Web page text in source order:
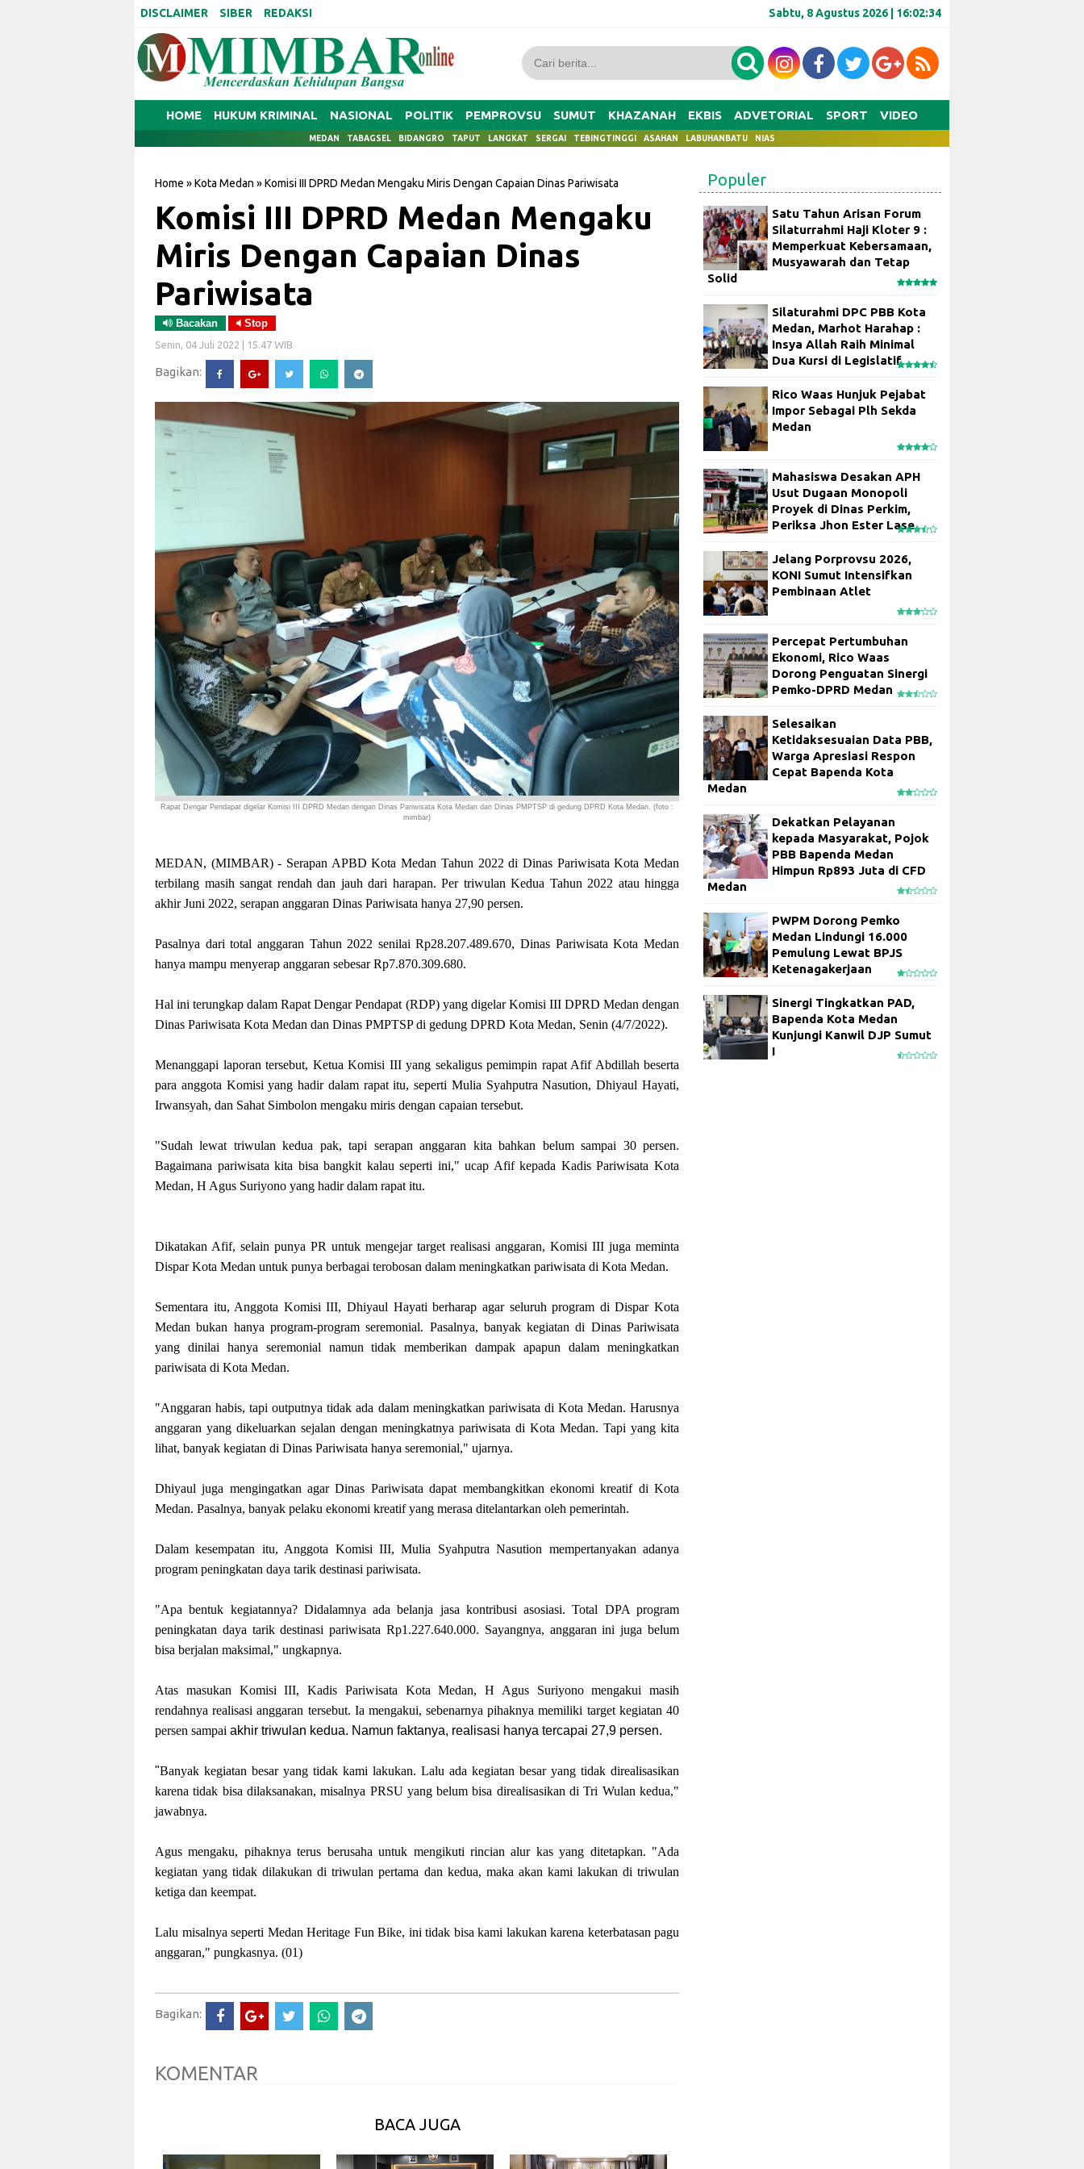
DISCLAIMER SIBER REDAKSI Sabtu, 8 Agustus 2026 | 16:02:35
HOME HUKUM KRIMINAL NASIONAL POLITIK PEMPROVSU SUMUT KHAZANAH EKBIS ADVETORIAL SPORT VIDEO
MEDAN TABAGSEL BIDANGRO TAPUT LANGKAT SERGAI TEBINGTINGGI ASAHAN LABUHANBATU NIAS
Home »Kota Medan »Komisi III DPRD Medan Mengaku Miris Dengan Capaian Dinas Pariwisata
Komisi III DPRD Medan Mengaku
Miris Dengan Capaian Dinas
Pariwisata
Bacakan Stop
Senin, 04 Juli 2022 | 15.47 WIB
Bagikan:
Rapat Dengar Pendapat digelar Komisi III DPRD Medan dengan Dinas Pariwisata Kota Medan dan Dinas PMPTSP di gedung DPRD Kota Medan. (foto :
mimbar)
MEDAN, (MIMBAR) - Serapan APBD Kota Medan Tahun 2022 di Dinas Pariwisata Kota Medan
terbilang masih sangat rendah dan jauh dari harapan. Per triwulan Kedua Tahun 2022 atau hingga
akhir Juni 2022, serapan anggaran Dinas Pariwisata hanya 27,90 persen.
Pasalnya dari total anggaran Tahun 2022 senilai Rp28.207.489.670, Dinas Pariwisata Kota Medan
hanya mampu menyerap anggaran sebesar Rp7.870.309.680.
Hal ini terungkap dalam Rapat Dengar Pendapat (RDP) yang digelar Komisi III DPRD Medan dengan
Dinas Pariwisata Kota Medan dan Dinas PMPTSP di gedung DPRD Kota Medan, Senin (4/7/2022).
Menanggapi laporan tersebut, Ketua Komisi III yang sekaligus pemimpin rapat Afif Abdillah beserta
para anggota Komisi yang hadir dalam rapat itu, seperti Mulia Syahputra Nasution, Dhiyaul Hayati,
Irwansyah, dan Sahat Simbolon mengaku miris dengan capaian tersebut.
"Sudah lewat triwulan kedua pak, tapi serapan anggaran kita bahkan belum sampai 30 persen.
Bagaimana pariwisata kita bisa bangkit kalau seperti ini," ucap Afif kepada Kadis Pariwisata Kota
Medan, H Agus Suriyono yang hadir dalam rapat itu.
Dikatakan Afif, selain punya PR untuk mengejar target realisasi anggaran, Komisi III juga meminta
Dispar Kota Medan untuk punya berbagai terobosan dalam meningkatkan pariwisata di Kota Medan.
Sementara itu, Anggota Komisi III, Dhiyaul Hayati berharap agar seluruh program di Dispar Kota
Medan bukan hanya program-program seremonial. Pasalnya, banyak kegiatan di Dinas Pariwisata
yang dinilai hanya seremonial namun tidak memberikan dampak apapun dalam meningkatkan
pariwisata di Kota Medan.
"Anggaran habis, tapi outputnya tidak ada dalam meningkatkan pariwisata di Kota Medan. Harusnya
anggaran yang dikeluarkan sejalan dengan meningkatnya pariwisata di Kota Medan. Tapi yang kita
lihat, banyak kegiatan di Dinas Pariwisata hanya seremonial," ujarnya.
Dhiyaul juga mengingatkan agar Dinas Pariwisata dapat membangkitkan ekonomi kreatif di Kota
Medan. Pasalnya, banyak pelaku ekonomi kreatif yang merasa ditelantarkan oleh pemerintah.
Dalam kesempatan itu, Anggota Komisi III, Mulia Syahputra Nasution mempertanyakan adanya
program peningkatan daya tarik destinasi pariwisata.
"Apa bentuk kegiatannya? Didalamnya ada belanja jasa kontribusi asosiasi. Total DPA program
peningkatan daya tarik destinasi pariwisata Rp1.227.640.000. Sayangnya, anggaran ini juga belum
bisa berjalan maksimal," ungkapnya.
Atas masukan Komisi III, Kadis Pariwisata Kota Medan, H Agus Suriyono mengakui masih
rendahnya realisasi anggaran tersebut. Ia mengakui, sebenarnya pihaknya memiliki target kegiatan 40
persen sampai akhir triwulan kedua. Namun faktanya, realisasi hanya tercapai 27,9 persen.
"Banyak kegiatan besar yang tidak kami lakukan. Lalu ada kegiatan besar yang tidak direalisasikan
karena tidak bisa dilaksanakan, misalnya PRSU yang belum bisa direalisasikan di Tri Wulan kedua,"
jawabnya.
Agus mengaku, pihaknya terus berusaha untuk mengikuti rincian alur kas yang ditetapkan. "Ada
kegiatan yang tidak dilakukan di triwulan pertama dan kedua, maka akan kami lakukan di triwulan
ketiga dan keempat.
Lalu misalnya seperti Medan Heritage Fun Bike, ini tidak bisa kami lakukan karena keterbatasan pagu
anggaran," pungkasnya. (01)
Bagikan:
KOMENTAR
BACA JUGA
Populer
Satu Tahun Arisan Forum
Silaturrahmi Haji Kloter 9 :
Memperkuat Kebersamaan,
Musyawarah dan Tetap
Solid
Silaturahmi DPC PBB Kota
Medan, Marhot Harahap :
Insya Allah Raih Minimal
Dua Kursi di Legislatif
Rico Waas Hunjuk Pejabat
Impor Sebagai Plh Sekda
Medan
Mahasiswa Desakan APH
Usut Dugaan Monopoli
Proyek di Dinas Perkim,
Periksa Jhon Ester Lase
Jelang Porprovsu 2026,
KONI Sumut Intensifkan
Pembinaan Atlet
Percepat Pertumbuhan
Ekonomi, Rico Waas
Dorong Penguatan Sinergi
Pemko-DPRD Medan
Selesaikan
Ketidaksesuaian Data PBB,
Warga Apresiasi Respon
Cepat Bapenda Kota
Medan
Dekatkan Pelayanan
kepada Masyarakat, Pojok
PBB Bapenda Medan
Himpun Rp893 Juta di CFD
Medan
PWPM Dorong Pemko
Medan Lindungi 16.000
Pemulung Lewat BPJS
Ketenagakerjaan
Sinergi Tingkatkan PAD,
Bapenda Kota Medan
Kunjungi Kanwil DJP Sumut
I